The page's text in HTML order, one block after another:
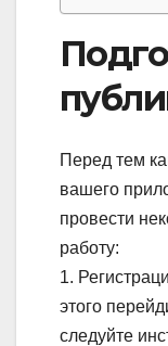
Перед тем
вашего
провести
работу:
1.
этого
следуйте